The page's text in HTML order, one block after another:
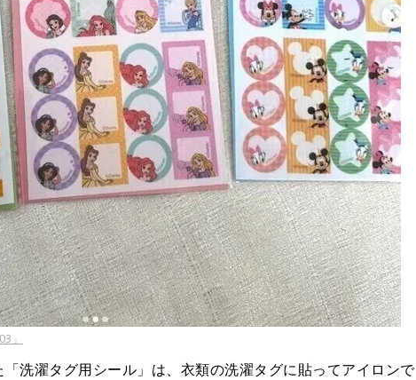
」
洗濯タグ用シール」は、衣類の洗濯タグに貼ってアイロンで